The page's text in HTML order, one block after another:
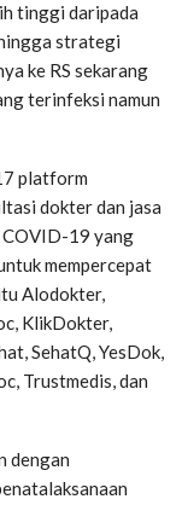
tinggi daripada
strategi
ke RS sekarang
terinfeksi namun
platform
dokter dan jasa
COVID-19 yang
mempercepat
Alodokter,
KlikDokter,
SehatQ, YesDok,
Trustmedis, dan
dengan